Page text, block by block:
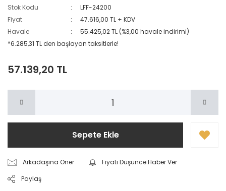
Stok Kodu
LFF-24200
Fiyat
47.616,00 TL + KDV
Havale
55.425,02 TL (%3,00 havale indirimi)
*6.285,31 TL den başlayan taksitlerle!
57.139,20 TL
Sepete Ekle
Arkadaşına Öner
Fiyatı Düşünce Haber Ver
Paylaş